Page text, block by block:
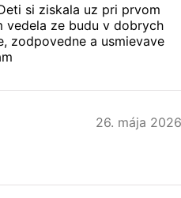
si ziskala uz pri prvom
vedela ze budu v dobrych
zodpovedne a usmievave
26. mája 2026